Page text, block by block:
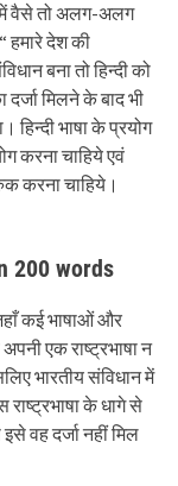
में वैसे तो अलग-अलग
हमारे देश की
बना तो हिन्दी को
दर्जा मिलने के बाद भी
हिन्दी भाषा के प्रयोग
करना चाहिये एवं
करना चाहिये।
200 words
कई भाषाओं और
एक राष्ट्रभाषा न
भारतीय संविधान में
राष्ट्रभाषा के धागे से
वह दर्जा नहीं मिल